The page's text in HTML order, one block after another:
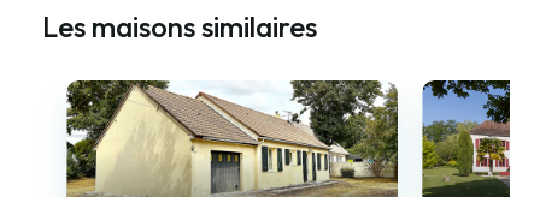
Les maisons similaires